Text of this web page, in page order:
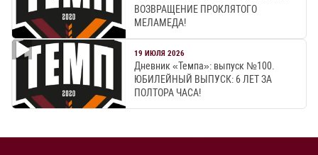
ВОЗВРАЩЕНИЕ ПРОКЛЯТОГО
МЕЛАМЕДА!
19 ИЮЛЯ 2026
Дневник «Темпа»: выпуск №100.
ЮБИЛЕЙНЫЙ ВЫПУСК: 6 ЛЕТ ЗА
ПОЛТОРА ЧАСА!